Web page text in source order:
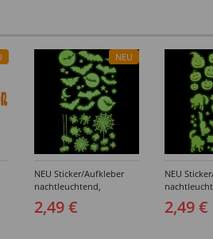
NEU
NEU Sticker/Aufkleber
nachtleuchtend,
Halloween-Motive
Spinnen & Fledermäuse,
2,49 €
NEU
Halloween-
Katzen &
2,49 €